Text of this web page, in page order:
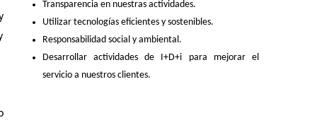
Transparencia en nuestras actividades.
Utilizar tecnologías eficientes y sostenibles.
Responsabilidad social y ambiental.
Desarrollar actividades de I+D+i para mejorar el
servicio a nuestros clientes.